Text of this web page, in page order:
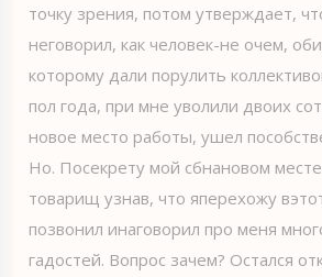
точку зрения, потом утверждает,
неговорил, как человек-не очем,
которому дали порулить
пол года, при мне уволили двоих
новое место работы, ушел
Но. Посекрету мой сбнановом месте
товарищ узнав, что яперехожу
позвонил инаговорил про меня
гадостей. Вопрос зачем? Остался